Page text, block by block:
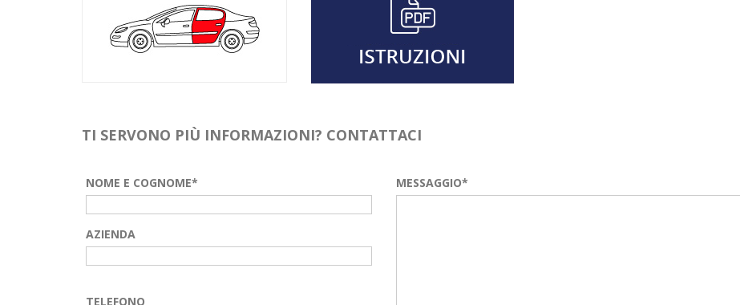
TI SERVONO PIÙ INFORMAZIONI? CONTATTACI
NOME E COGNOME*
AZIENDA
TELEFONO
MESSAGGIO*